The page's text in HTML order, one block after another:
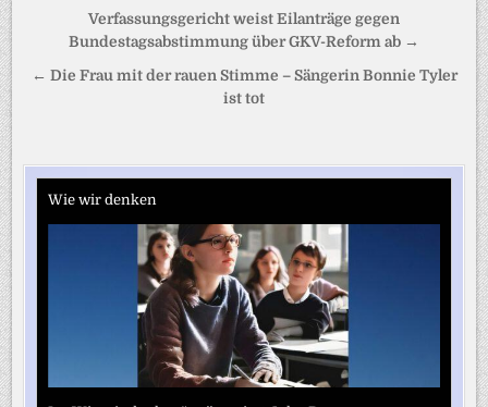
Beitragsnavigation
Verfassungsgericht weist Eilanträge gegen
Bundestagsabstimmung über GKV-Reform ab →
← Die Frau mit der rauen Stimme – Sängerin Bonnie Tyler
ist tot
Wie wir denken